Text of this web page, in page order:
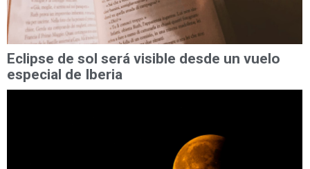
Eclipse de sol será visible desde un vuelo
especial de Iberia